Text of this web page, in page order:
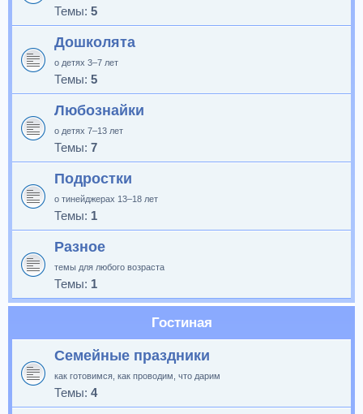
Темы: 5
Дошколята
о детях 3–7 лет
Темы: 5
Любознайки
о детях 7–13 лет
Темы: 7
Подростки
о тинейджерах 13–18 лет
Темы: 1
Разное
темы для любого возраста
Темы: 1
Гостиная
Семейные праздники
как готовимся, как проводим, что дарим
Темы: 4